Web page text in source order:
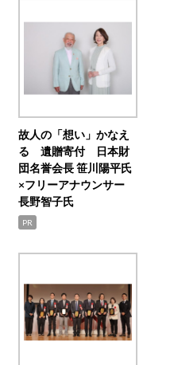
故人の「想い」かなえ
る 遺贈寄付 日本財
団名誉会長 笹川陽平氏
×フリーアナウンサー
長野智子氏
PR